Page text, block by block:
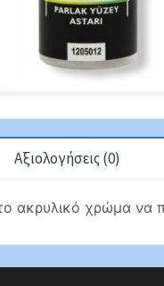
Αξιολογήσεις (0)
ακρυλικό χρώμα να